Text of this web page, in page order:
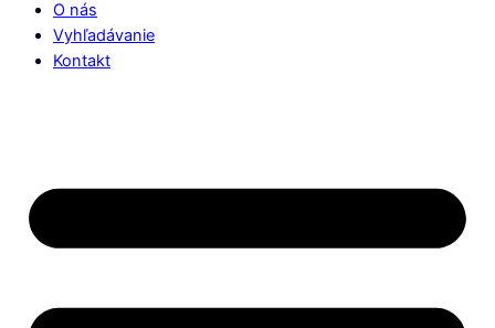
O nás
Vyhľadávanie
Kontakt